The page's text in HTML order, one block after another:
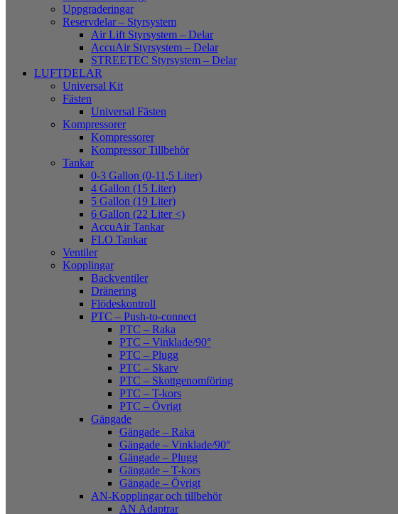
Uppgraderingar
Reservdelar – Styrsystem
Air Lift Styrsystem – Delar
AccuAir Styrsystem – Delar
STREETEC Styrsystem – Delar
LUFTDELAR
Universal Kit
Fästen
Universal Fästen
Kompressorer
Kompressorer
Kompressor Tillbehör
Tankar
0-3 Gallon (0-11,5 Liter)
4 Gallon (15 Liter)
5 Gallon (19 Liter)
6 Gallon (22 Liter <)
AccuAir Tankar
FLO Tankar
Ventiler
Kopplingar
Backventiler
Dränering
Flödeskontroll
PTC – Push-to-connect
PTC – Raka
PTC – Vinklade/90°
PTC – Plugg
PTC – Skarv
PTC – Skottgenomföring
PTC – T-kors
PTC – Övrigt
Gängade
Gängade – Raka
Gängade – Vinklade/90°
Gängade – Plugg
Gängade – T-kors
Gängade – Övrigt
AN-Kopplingar och tillbehör
AN Adaptrar